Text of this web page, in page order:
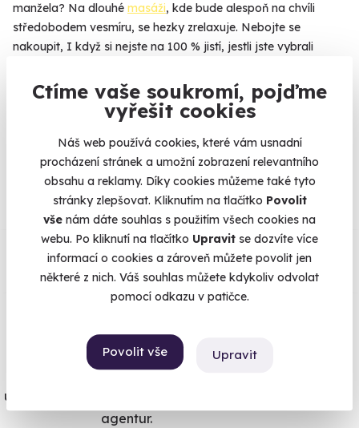
Ctíme vaše soukromí, pojďme
vyřešit cookies
Náš web používá cookies, které vám usnadní
procházení stránek a umožní zobrazení relevantního
obsahu a reklamy. Díky cookies můžeme také tyto
stránky zlepšovat. Kliknutím na tlačítko Povolit
vše nám dáte souhlas s použitím všech cookies na
webu. Po kliknutí na tlačítko Upravit se dozvíte více
informací o cookies a zároveň můžete povolit jen
některé z nich. Váš souhlas můžete kdykoliv odvolat
pomocí odkazu v patičce.
Povolit vše Upravit
manžela? Na dlouhé masáži, kde bude alespoň na chvíli
středobodem vesmíru, se hezky zrelaxuje. Nebojte se
nakoupit, I když si nejste na 100 % jistí, jestli jste vybrali
svého gusta
Naheureka.czmáme
96% spokojenost zákazníků.
Co si o nás myslí
Zobraz ohlasy
Vše umíme pojistit
Jeden nikdy neví. Máme nejvyšší
úrazové pojištění z nabídky zážitkových
agentur.